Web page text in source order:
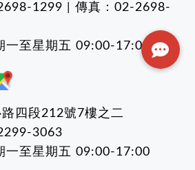
1299 | 傳真：02-2698-
一至星期五 09:00-17:00
四段212號7樓之二
3063
一至星期五 09:00-17:00